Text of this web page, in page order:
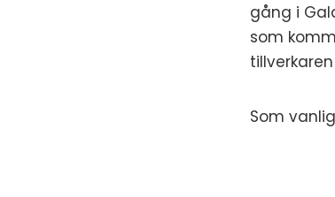
gång i
som
Som